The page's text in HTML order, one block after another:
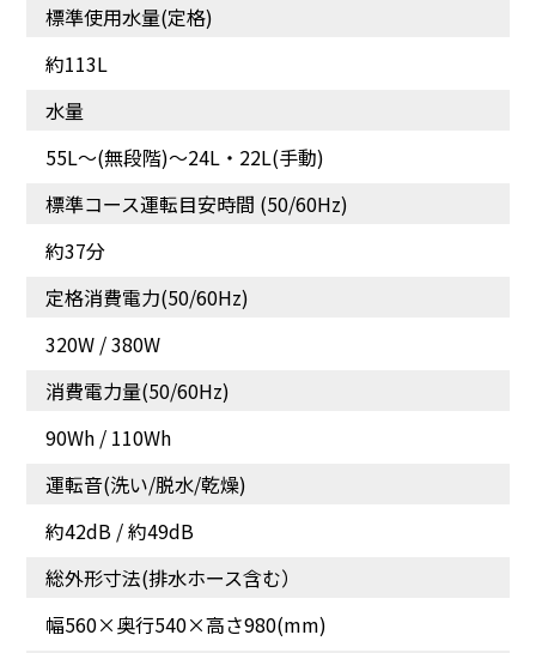
各行程の時間・回数が選
べる![お好み設定]
標準使用水量(定格)
約113L
水量
55L～(無段階)〜24L・22L(手動)
標準コース運転目安時間 (50/60Hz)
約37分
定格消費電力(50/60Hz)
320W / 380W
消費電力量(50/60Hz)
90Wh / 110Wh
運転音(洗い/脱水/乾燥)
約42dB / 約49dB
総外形寸法(排水ホース含む）
幅560×奥行540×高さ980(mm)